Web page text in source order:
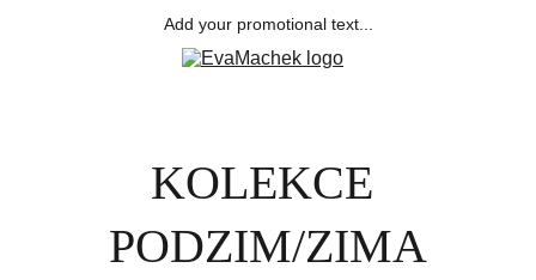
Add your promotional text...
KOLEKCE
PODZIM/ZIMA